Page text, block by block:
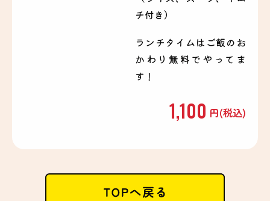
チ付き）
ランチタイムはご飯のお
かわり無料でやってま
す！
1,100